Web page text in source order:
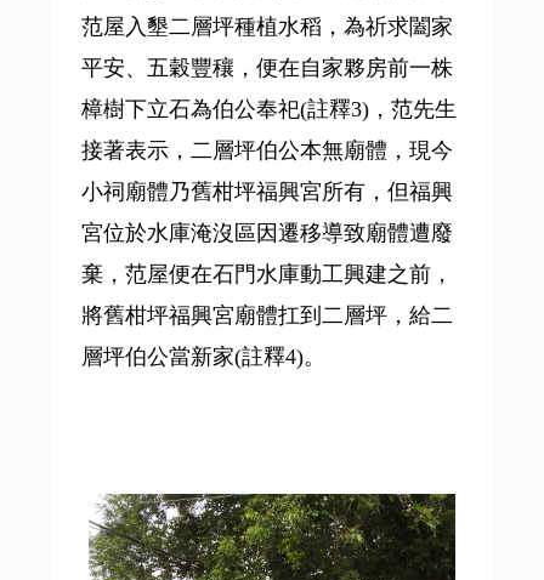
范屋入墾二層坪種植水稻，為祈求闔家
平安、五穀豐穰，便在自家夥房前一株
樟樹下立石為伯公奉祀(註釋3)，范先生
接著表示，二層坪伯公本無廟體，現今
小祠廟體乃舊柑坪福興宮所有，但福興
宮位於水庫淹沒區因遷移導致廟體遭廢
棄，范屋便在石門水庫動工興建之前，
將舊柑坪福興宮廟體扛到二層坪，給二
層坪伯公當新家(註釋4)。